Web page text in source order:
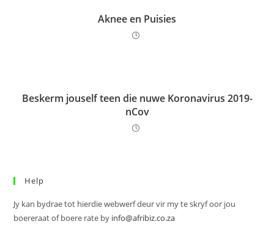
Aknee en Puisies
Beskerm jouself teen die nuwe Koronavirus 2019-
nCov
Help
Jy kan bydrae tot hierdie webwerf deur vir my te skryf oor jou
boereraat of boere rate by info@afribiz.co.za